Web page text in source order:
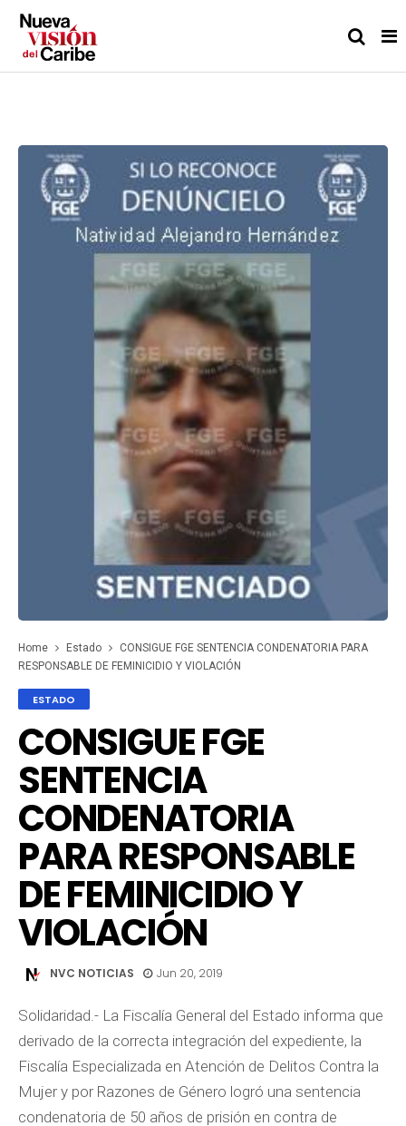
Home Estado
CONSIGUE FGE SENTENCIA CONDENATORIA PARA
RESPONSABLE DE FEMINICIDIO Y VIOLACIÓN
ESTADO
CONSIGUE FGE
SENTENCIA
CONDENATORIA
PARA RESPONSABLE
DE FEMINICIDIO Y
VIOLACIÓN
NVC NOTICIAS Jun 20, 2019
Solidaridad.- La Fiscalía General del Estado informa que
derivado de la correcta integración del expediente, la
Fiscalía Especializada en Atención de Delitos Contra la
Mujer y por Razones de Género logró una sentencia
condenatoria de 50 años de prisión en contra de